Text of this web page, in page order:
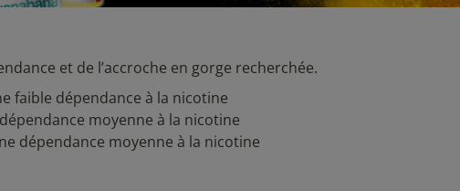
et de l’accroche en gorge recherchée.
faible dépendance à la nicotine
moyenne à la nicotine
dépendance moyenne à la nicotine